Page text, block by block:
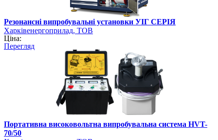
Резонансні випробувальні установки УІГ СЕРІЯ
Харківенергоприлад, ТОВ
Ціна:
Перегляд
Портативна високовольтна випробувальна система HVT-
70/50